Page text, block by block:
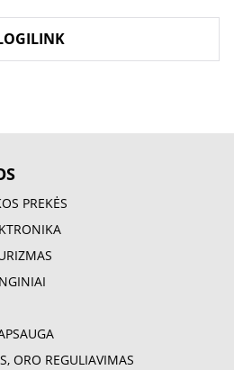
PREKĖS
ORO REGULIAVIMAS